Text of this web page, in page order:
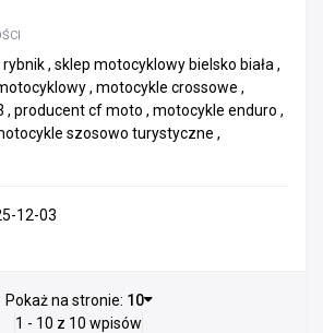
, sklep motocyklowy bielsko biała ,
, motocykle crossowe ,
, producent cf moto , motocykle enduro ,
szosowo turystyczne ,
12-03
Pokaż na stronie: 10
1 - 10 z 10 wpisów